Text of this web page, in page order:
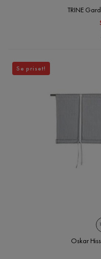
TRINE
Oskar
Se priset!